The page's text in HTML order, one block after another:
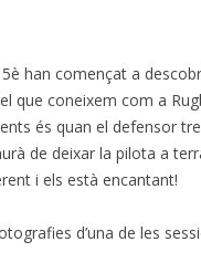
han començat a
que coneixem com a
és quan el defensor
de deixar la pilota a
i els està encantant!
d’una de les